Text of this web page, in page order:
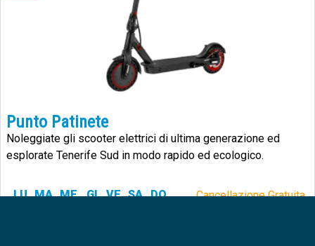
Punto Patinete
Noleggiate gli scooter elettrici di ultima generazione ed
esplorate Tenerife Sud in modo rapido ed ecologico.
LU MA ME GI VE SA DO Cancellazione Gratuita.